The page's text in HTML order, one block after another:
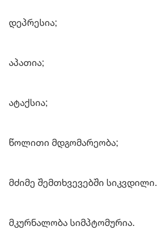
დეპრესია;
აპათია;
ატაქსია;
წოლითი მდგომარეობა;
მძიმე შემთხვევებში სიკვდილი.
მკურნალობა სიმპტომურია.